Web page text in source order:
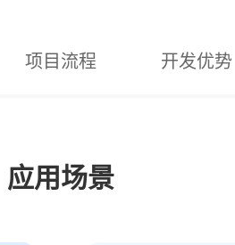
项目流程 开发优势
应用场景